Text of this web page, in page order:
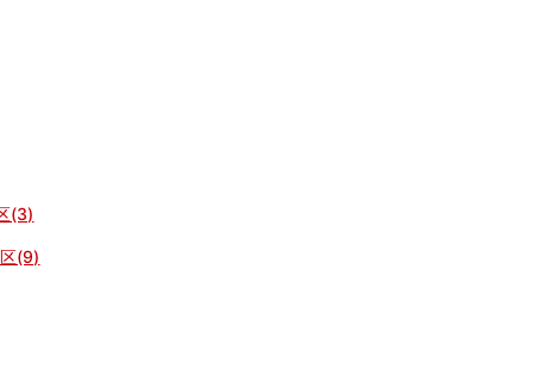
(3)
(9)